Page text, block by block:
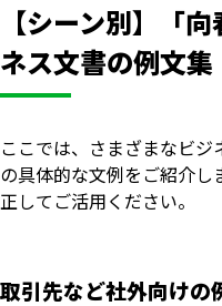
【シーン別】「
ネス文書の例文集
ここでは、さまざまなビジ
の具体的な文例をご紹介
正してご活用ください。
取引先など社外向けの